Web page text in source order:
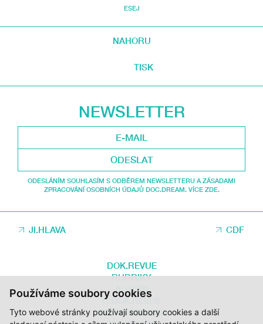
Používáme soubory cookies
Tyto webové stránky používají soubory cookies a další
ESEJ
NAHORU
TISK
NEWSLETTER
ODESLAT
ODESLÁNÍM SOUHLASÍM S ODBĚREM NEWSLETTERU A ZÁSADAMI
ZPRACOVÁNÍ OSOBNÍCH ÚDAJŮ DOC.DREAM. VÍCE ZDE.
JI.HLAVA CDF
DOK.REVUE
RUBRIKY
AUTOŘI
O DOK.REVUE
PODPOŘTE NÁS